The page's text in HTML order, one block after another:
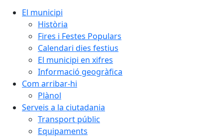
El municipi
Història
Fires i Festes Populars
Calendari dies festius
El municipi en xifres
Informació geogràfica
Com arribar-hi
Plànol
Serveis a la ciutadania
Transport públic
Equipaments